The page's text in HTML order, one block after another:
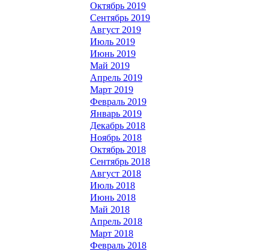
Октябрь 2019
Сентябрь 2019
Август 2019
Июль 2019
Июнь 2019
Май 2019
Апрель 2019
Март 2019
Февраль 2019
Январь 2019
Декабрь 2018
Ноябрь 2018
Октябрь 2018
Сентябрь 2018
Август 2018
Июль 2018
Июнь 2018
Май 2018
Апрель 2018
Март 2018
Февраль 2018